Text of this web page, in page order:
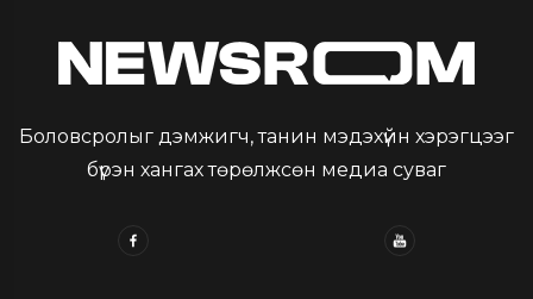
Боловсролыг дэмжигч, танин мэдэхүйн хэрэгцээг
бүрэн хангах төрөлжсөн медиа суваг